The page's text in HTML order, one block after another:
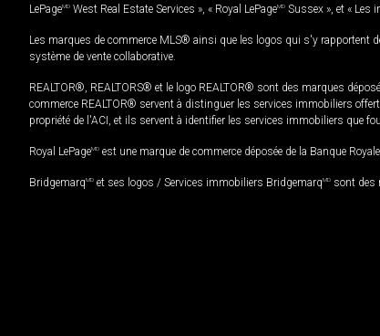
LePageMD West Real Estate Services », « Royal LePageMD Sussex », et « Les
Les marques de commerce MLS® ainsi que les logos qui s'y rapportent
système de vente collaborative.
REALTOR®, REALTORS® et le logo REALTOR® sont des marques
commerce REALTOR® servent à distinguer les services immobiliers
propriété de l'ACI, et ils servent à identifier les services immobiliers que
Royal LePageMD est une marque de commerce déposée de la Banque
BridgemarqMD et ses logos / Services immobiliers BridgemarqMD sont des